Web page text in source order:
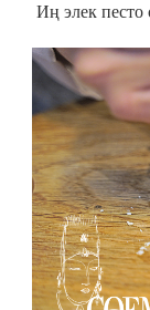
Иң элек песто